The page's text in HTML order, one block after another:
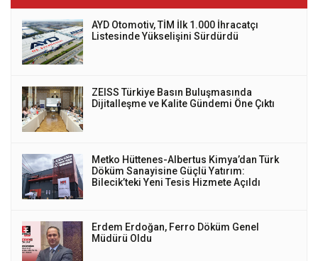
AYD Otomotiv, TİM İlk 1.000 İhracatçı
Listesinde Yükselişini Sürdürdü
ZEISS Türkiye Basın Buluşmasında
Dijitalleşme ve Kalite Gündemi Öne Çıktı
Metko Hüttenes-Albertus Kimya’dan Türk
Döküm Sanayisine Güçlü Yatırım:
Bilecik’teki Yeni Tesis Hizmete Açıldı
Erdem Erdoğan, Ferro Döküm Genel
Müdürü Oldu